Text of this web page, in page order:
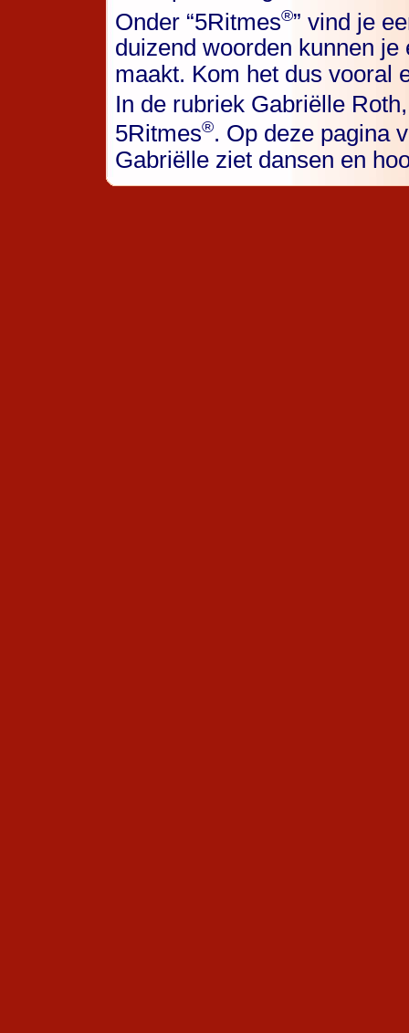
Onder “5Ritmes®” vind je
duizend woorden kunnen
maakt. Kom het dus vooral
In de rubriek Gabriëlle
5Ritmes®. Op deze pagina
Gabriëlle ziet dansen en